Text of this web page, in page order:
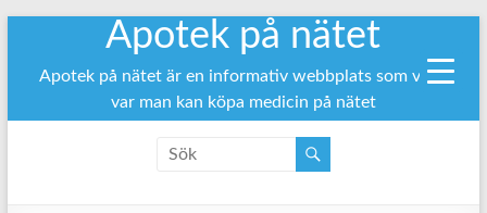
innehåll
Apotek på nätet
Apotek på nätet är en informativ webbplats som visar
var man kan köpa medicin på nätet